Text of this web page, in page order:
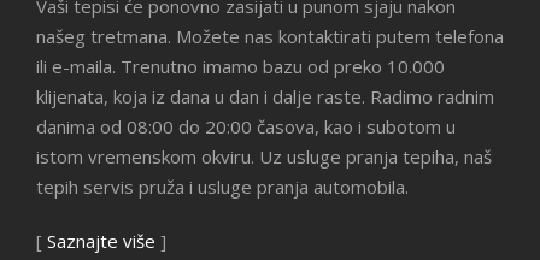
Vaši tepisi će ponovno zasijati u punom sjaju nakon
našeg tretmana. Možete nas kontaktirati putem telefona
ili e-maila. Trenutno imamo bazu od preko 10.000
klijenata, koja iz dana u dan i dalje raste. Radimo radnim
danima od 08:00 do 20:00 časova, kao i subotom u
istom vremenskom okviru. Uz usluge pranja tepiha, naš
tepih servis pruža i usluge pranja automobila.
[ Saznajte više ]